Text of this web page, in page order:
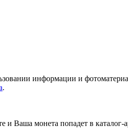
информации и
.
и Ваша монета попадет в